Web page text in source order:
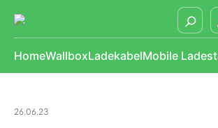
springen
HomeWallboxLadekabelMobile
26.06.23